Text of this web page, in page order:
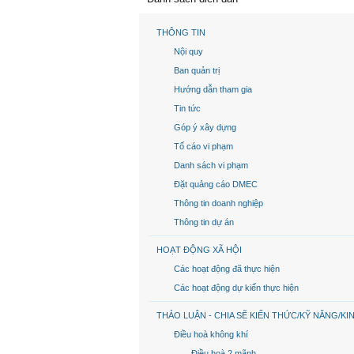
THÔNG TIN
Nội quy
Ban quản trị
Hướng dẫn tham gia
Tin tức
Góp ý xây dựng
Tố cáo vi phạm
Danh sách vi phạm
Đặt quảng cáo DMEC
Thông tin doanh nghiệp
Thông tin dự án
HOẠT ĐỘNG XÃ HỘI
Các hoạt động đã thực hiện
Các hoạt động dự kiến thực hiện
THẢO LUẬN - CHIA SẼ KIẾN THỨC/KỸ NĂNG/
Điều hoà không khí